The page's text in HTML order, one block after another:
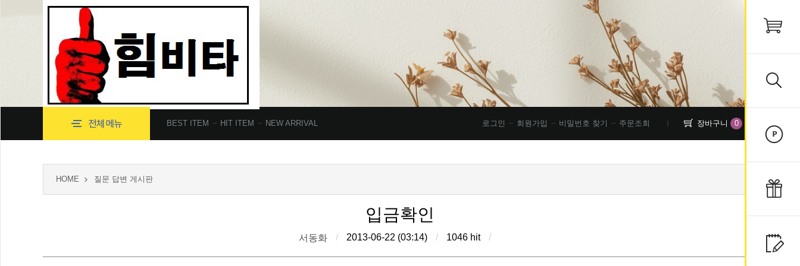
BEST ITEM HIT ITEM NEW ARRIVAL 장바구니 0
주문조회
비밀번호 찾기
회원가입
로그인
HOME 질문 답변 게시판
입금확인
서동화 / 2013-06-22 (03:14) / 1046 hit /